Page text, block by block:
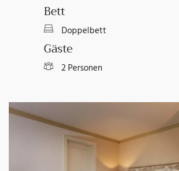
Bett
Doppelbett
Gäste
2 Personen